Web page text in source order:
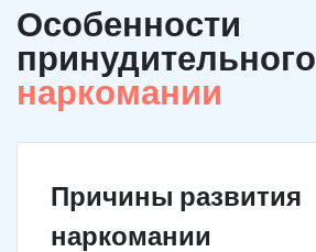
Особенности
принудительного
наркомании
Причины развития
наркомании